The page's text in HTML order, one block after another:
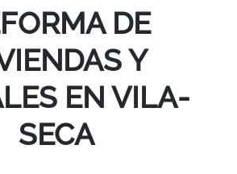
DE
Y
EN VILA-
SECA